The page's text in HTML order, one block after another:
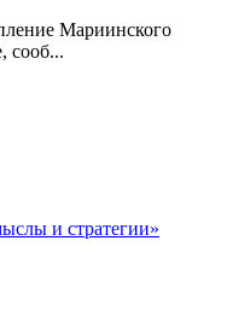
Мариинского
сооб...
и стратегии»